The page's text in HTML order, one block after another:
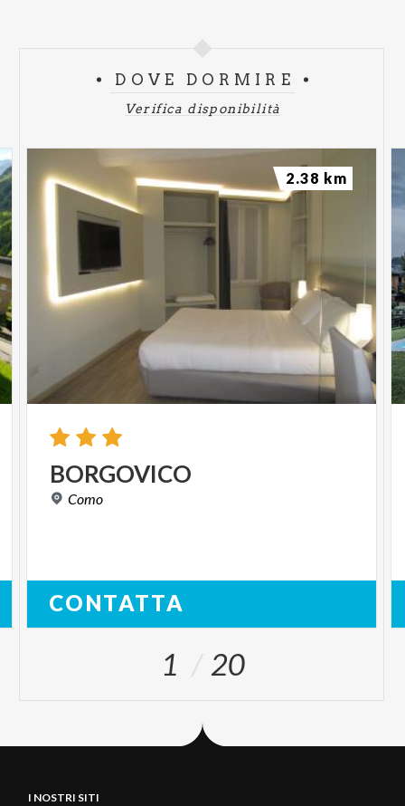
DOVE DORMIRE
Verifica disponibilità
BORGOVICO
Como
CONTATTA
2.38 km
1 20
I NOSTRI SITI